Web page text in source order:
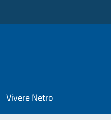
Vivere Netro